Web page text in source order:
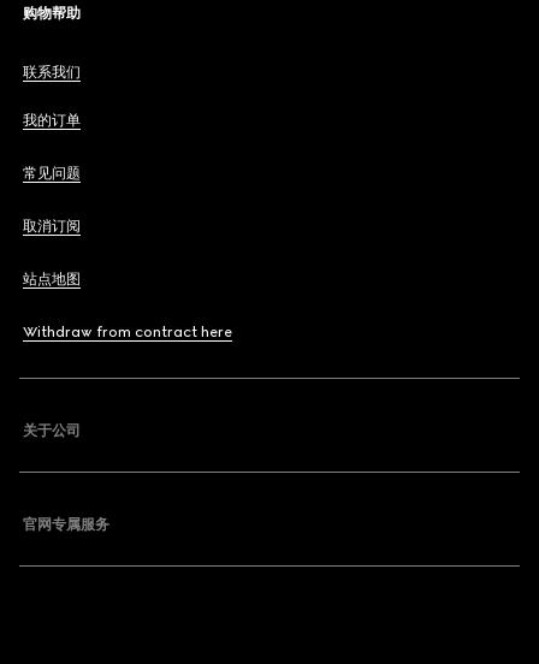
购物帮助
联系我们
我的订单
常见问题
取消订阅
站点地图
Withdraw from contract here
关于公司
官网专属服务